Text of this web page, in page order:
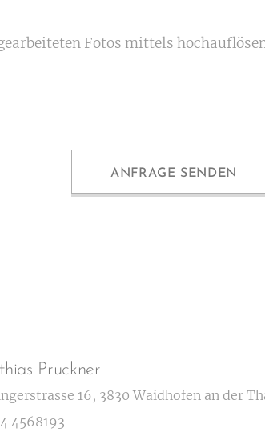
Fotos mittels
ANFRAGE SENDEN
Pruckner
16, 3830 Waidhofen an der
4568193